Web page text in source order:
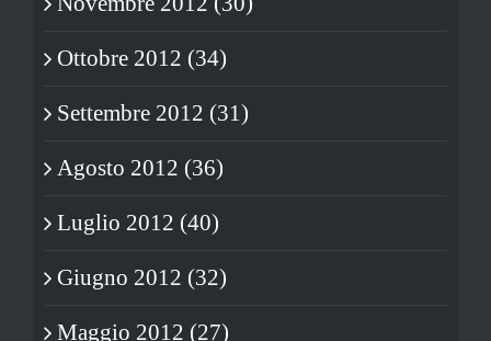
Ottobre 2012 (34)
Settembre 2012 (31)
Agosto 2012 (36)
Luglio 2012 (40)
Giugno 2012 (32)
Maggio 2012 (27)